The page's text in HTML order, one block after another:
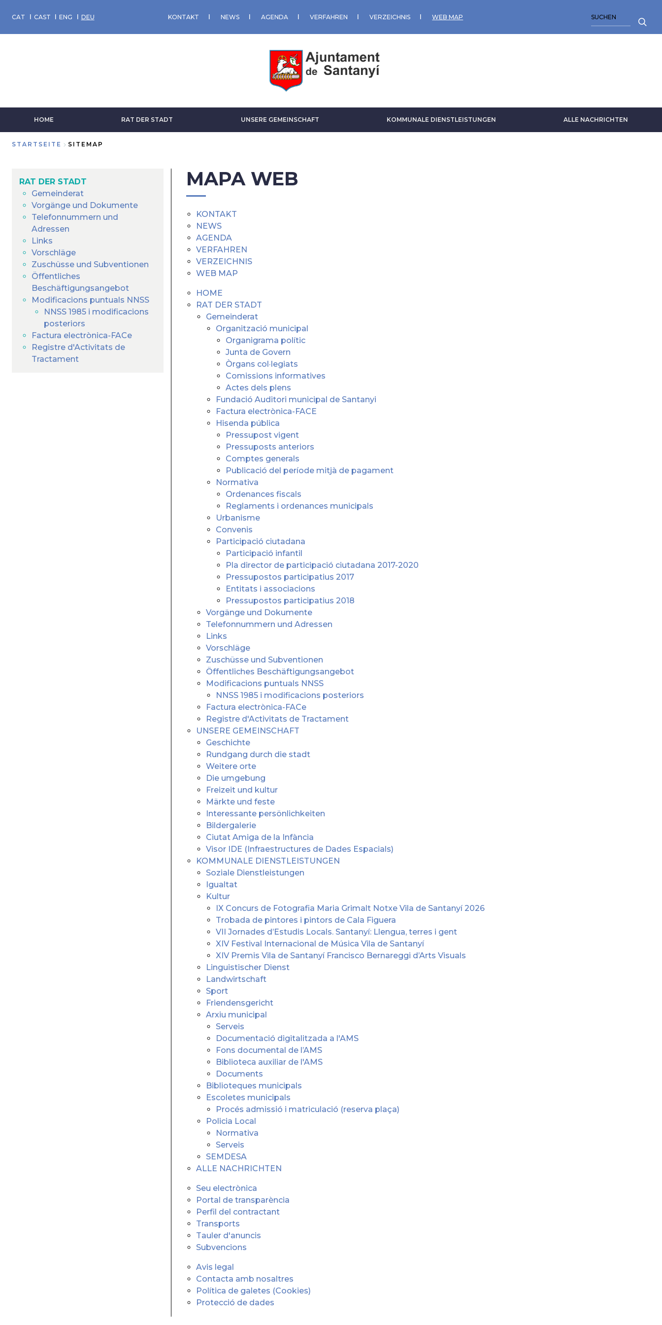
zumCAT CAST ENG DEU KONTAKT NEWS AGENDA VERFAHREN VERZEICHNIS WEB MAP
HOME RAT DER STADT UNSERE GEMEINSCHAFT KOMMUNALE DIENSTLEISTUNGEN ALLE NACHRICHTEN
STARTSEITE SITEMAP
RAT DER STADT
Gemeinderat
Vorgänge und Dokumente
Telefonnummern und
Adressen
Links
Vorschläge
Zuschüsse und Subventionen
Öffentliches
Beschäftigungsangebot
Modificacions puntuals NNSS
NNSS 1985 i modificacions
posteriors
Factura electrònica-FACe
Registre d'Activitats de
Tractament
MAPA WEB
KONTAKT
NEWS
AGENDA
VERFAHREN
VERZEICHNIS
WEB MAP
HOME
RAT DER STADT
Gemeinderat
Organització municipal
Organigrama polític
Junta de Govern
Òrgans col·legiats
Comissions informatives
Actes dels plens
Fundació Auditori municipal de Santanyi
Factura electrònica-FACE
Hisenda pública
Pressupost vigent
Pressuposts anteriors
Comptes generals
Publicació del període mitjà de pagament
Normativa
Ordenances fiscals
Reglaments i ordenances municipals
Urbanisme
Convenis
Participació ciutadana
Participació infantil
Pla director de participació ciutadana 2017-2020
Pressupostos participatius 2017
Entitats i associacions
Pressupostos participatius 2018
Vorgänge und Dokumente
Telefonnummern und Adressen
Links
Vorschläge
Zuschüsse und Subventionen
Öffentliches Beschäftigungsangebot
Modificacions puntuals NNSS
NNSS 1985 i modificacions posteriors
Factura electrònica-FACe
Registre d'Activitats de Tractament
UNSERE GEMEINSCHAFT
Geschichte
Rundgang durch die stadt
Weitere orte
Die umgebung
Freizeit und kultur
Märkte und feste
Interessante persönlichkeiten
Bildergalerie
Ciutat Amiga de la Infància
Visor IDE (Infraestructures de Dades Espacials)
KOMMUNALE DIENSTLEISTUNGEN
Soziale Dienstleistungen
Igualtat
Kultur
IX Concurs de Fotografia Maria Grimalt Notxe Vila de Santanyí 2026
Trobada de pintores i pintors de Cala Figuera
VII Jornades d’Estudis Locals. Santanyí: Llengua, terres i gent
XIV Festival Internacional de Música Vila de Santanyí
XIV Premis Vila de Santanyí Francisco Bernareggi d’Arts Visuals
Linguistischer Dienst
Landwirtschaft
Sport
Friendensgericht
Arxiu municipal
Serveis
Documentació digitalitzada a l'AMS
Fons documental de l’AMS
Biblioteca auxiliar de l'AMS
Documents
Biblioteques municipals
Escoletes municipals
Procés admissió i matriculació (reserva plaça)
Policia Local
Normativa
Serveis
SEMDESA
ALLE NACHRICHTEN
Seu electrònica
Portal de transparència
Perfil del contractant
Transports
Tauler d'anuncis
Subvencions
Avis legal
Contacta amb nosaltres
Política de galetes (Cookies)
Protecció de dades